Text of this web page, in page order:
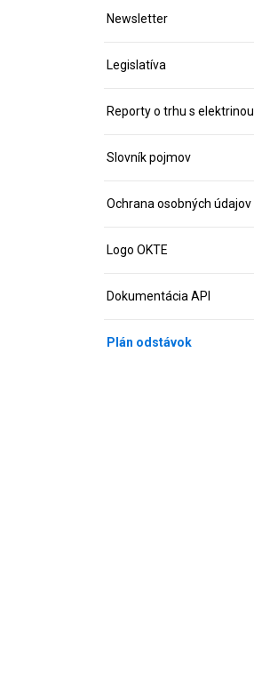
Newsletter
Legislatíva
Reporty o trhu s elektrinou
Slovník pojmov
Ochrana osobných údajov
Logo OKTE
Dokumentácia API
Plán odstávok